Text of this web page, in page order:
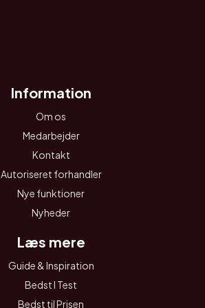
Information
Om os
Medarbejder
Kontakt
Autoriseret forhandler
Nye funktioner
Nyheder
Læs mere
Guide & Inspiration
Bedst I Test
Bedst til Prisen